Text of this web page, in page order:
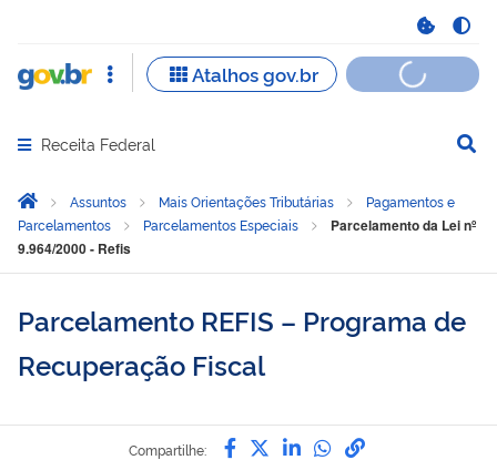
Abrir menu principal de navegação
Receita Federal
Você está aqui:
Página Inicial
Assuntos Mais Orientações Tributárias
Pagamentos e
Parcelamentos
Parcelamentos Especiais
Parcelamento da Lei nº
9.964/2000 - Refis
Parcelamento REFIS – Programa de
Recuperação Fiscal
Compartilhe: Compartilhe por Facebook
Compartilhe por Twitter
Compartilhe por
Compartilhe por
link para